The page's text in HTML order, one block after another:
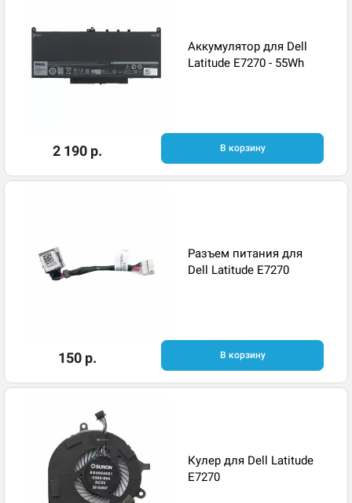
Аккумулятор для Dell
Latitude E7270 - 55Wh
2 190 р. В корзину
Разъем питания для
Dell Latitude E7270
150 р. В корзину
Кулер для Dell Latitude
E7270